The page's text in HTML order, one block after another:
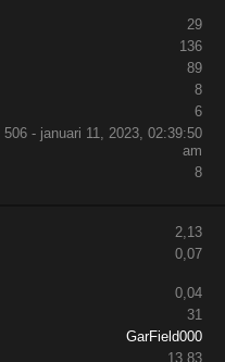
29
136
89
8
6
506 - januari 11, 2023, 02:39:50
am
8
2,13
0,07
0,04
31
GarField000
13,83